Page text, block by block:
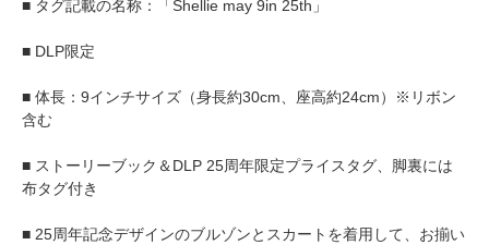
■ タグ記載の名称：「Shellie may 9in 25th」
■ DLP限定
■ 体長：9インチサイズ（身長約30cm、座高約24cm）※リボン
含む
■ ストーリーブック＆DLP 25周年限定プライスタグ、脚裏には
布タグ付き
■ 25周年記念デザインのブルゾンとスカートを着用して、お揃い